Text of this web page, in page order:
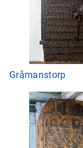
Gråmanstorp